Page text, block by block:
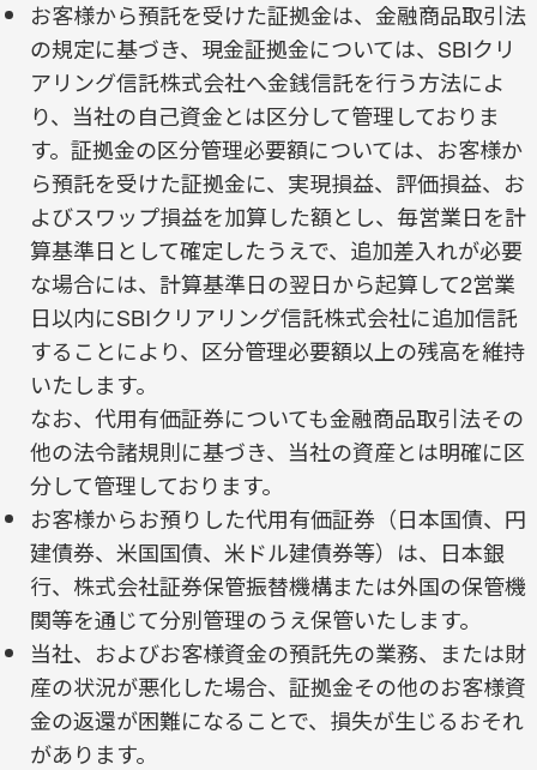
お客様から預託を受けた証拠金は、金融商品取引法
の規定に基づき、現金証拠金については、SBIクリ
アリング信託株式会社へ金銭信託を行う方法によ
り、当社の自己資金とは区分して管理しておりま
す。証拠金の区分管理必要額については、お客様か
ら預託を受けた証拠金に、実現損益、評価損益、お
よびスワップ損益を加算した額とし、毎営業日を計
算基準日として確定したうえで、追加差入れが必要
な場合には、計算基準日の翌日から起算して2営業
日以内にSBIクリアリング信託株式会社に追加信託
することにより、区分管理必要額以上の残高を維持
いたします。
なお、代用有価証券についても金融商品取引法その
他の法令諸規則に基づき、当社の資産とは明確に区
分して管理しております。
お客様からお預りした代用有価証券（日本国債、円
建債券、米国国債、米ドル建債券等）は、日本銀
行、株式会社証券保管振替機構または外国の保管機
関等を通じて分別管理のうえ保管いたします。
当社、およびお客様資金の預託先の業務、または財
産の状況が悪化した場合、証拠金その他のお客様資
金の返還が困難になることで、損失が生じるおそれ
があります。